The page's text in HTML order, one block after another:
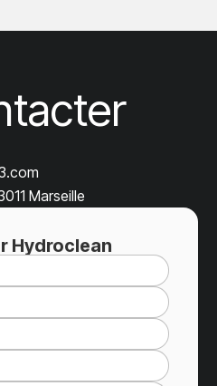
Marseille
Hydroclean